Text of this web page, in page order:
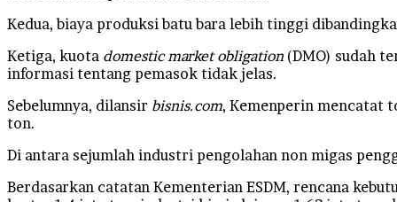
Kedua, biaya produksi batu bara lebih tinggi
Ketiga, kuota domestic market obligation (DMO) sudah
informasi tentang pemasok tidak jelas.
Sebelumnya, dilansir bisnis.com, Kemenperin mencatat
ton.
Di antara sejumlah industri pengolahan non migas
Berdasarkan catatan Kementerian ESDM, rencana